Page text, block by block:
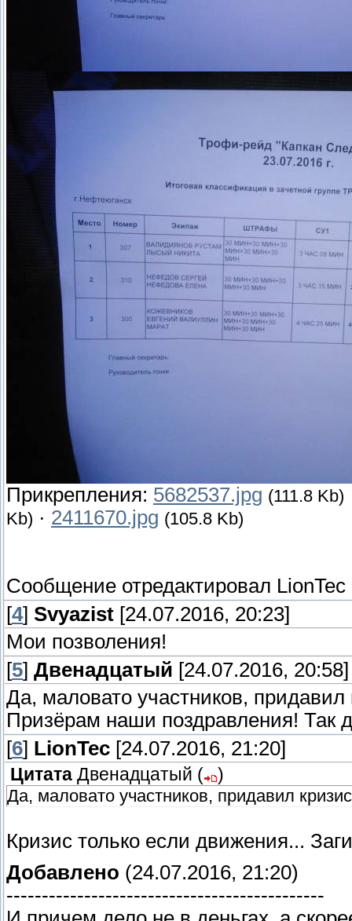
Прикрепления: 5682537.jpg (111.8 Kb)
Kb) · 2411670.jpg (105.8 Kb)
Сообщение отредактировал LionTec
[4] Svyazist [24.07.2016, 20:23]
Мои позволения!
[5] Двенадцатый [24.07.2016, 20:58]
Да, маловато участников,
Призёрам наши поздравления! Так
[6] LionTec [24.07.2016, 21:20]
Цитата Двенадцатый (
)
Да, маловато участников, придавил
Кризис только если движения...
Добавлено (24.07.2016, 21:20)
---------------------------------------------